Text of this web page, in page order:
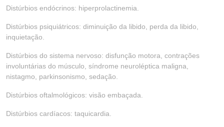
Distúrbios endócrinos: hiperprolactinemia.
Distúrbios psiquiátricos: diminuição da libido, perda da libido,
inquietação.
Distúrbios do sistema nervoso: disfunção motora, contrações
involuntárias do músculo, síndrome neuroléptica maligna,
nistagmo, parkinsonismo, sedação.
Distúrbios oftalmológicos: visão embaçada.
Distúrbios cardíacos: taquicardia.